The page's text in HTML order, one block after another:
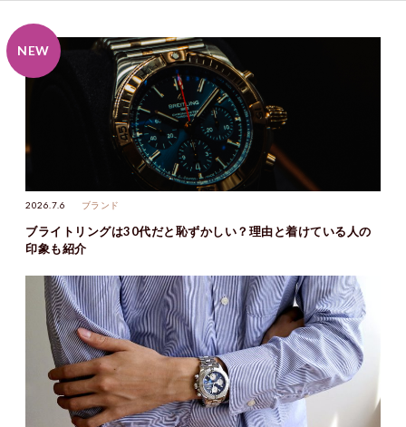
2026.7.6 ブランド
ブライトリングは30代だと恥ずかしい？理由と着けている人の
印象も紹介